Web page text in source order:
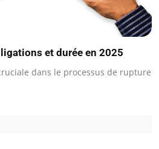
et durée en 2025
dans le processus de rupture